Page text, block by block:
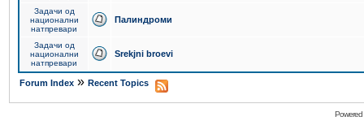
Задачи од
национални
натпревари
Палиндроми
Задачи од
национални
натпревари
Srekjni broevi
Forum Index » Recent Topics